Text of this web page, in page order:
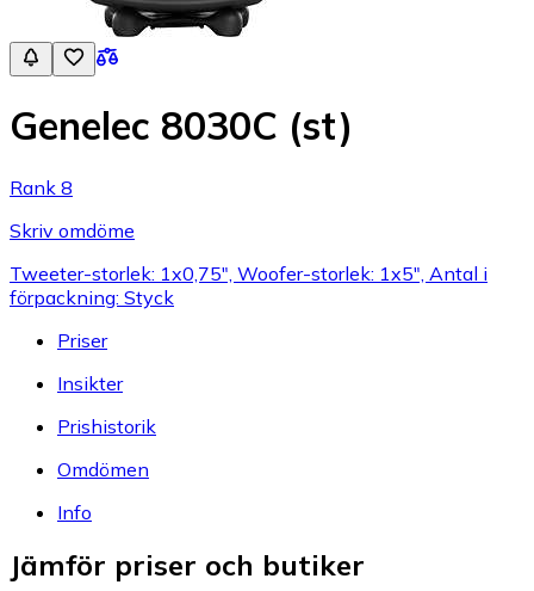
Genelec 8030C (st)
Rank 8
Skriv omdöme
Tweeter-storlek: 1x0,75", Woofer-storlek: 1x5", Antal i
förpackning: Styck
Priser
Insikter
Prishistorik
Omdömen
Info
Jämför priser och butiker